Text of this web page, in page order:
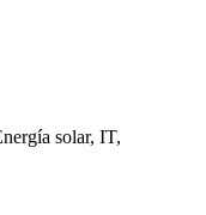
solar, IT,